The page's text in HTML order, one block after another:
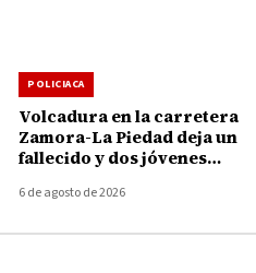
POLICIACA
Volcadura en la carretera
Zamora-La Piedad deja un
fallecido y dos jóvenes
6 de agosto de 2026